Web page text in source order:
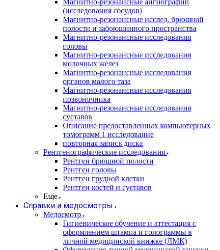
Магнитно-резонансные ангиографии
(исследования сосудов)
Магнитно-резонансные исслед. брюшной
полости и забрюшинного пространства
Магнитно-резонансные исследования
головы
Магнитно-резонансные исследования
молочных желез
Магнитно-резонансные исследования
органов малого таза
Магнитно-резонансные исследования
позвоночника
Магнитно-резонансные исследования
суставов
Описание предоставленных компьютерных
томограмм 1 исследование
повторная запись диска
Рентгенографические исследования
Рентген брюшной полости
Рентген головы
Рентген грудной клетки
Рентген костей и суставов
Еще
Справки и медосмотры
Медосмотр
Гигиеническое обучение и аттестация с
оформлением штампа и голограммы в
личной медицинской книжке (ЛМК)